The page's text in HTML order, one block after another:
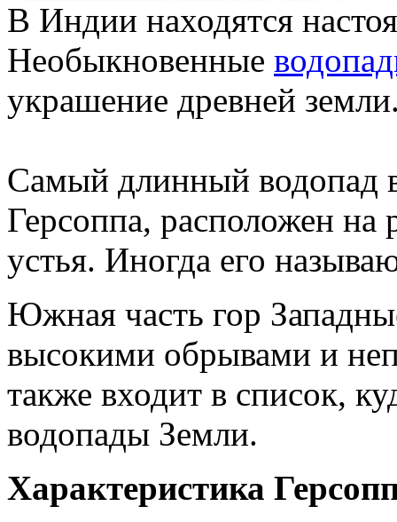
В Индии находятся
Необыкновенные
украшение древней
Самый длинный водопад
Герсоппа, расположен на
устья. Иногда его
Южная часть гор
высокими обрывами и
также входит в список,
водопады Земли.
Характеристика